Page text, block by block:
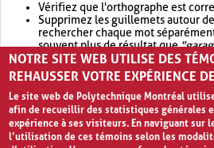
Vérifiez que l'orthographe est
Supprimez les guillemets autour
rechercher chaque mot
souvent plus de résultat que
Envisagez d'élargir votre
retournera souvent plus de
NOTRE SITE WEB UTILISE DES
REHAUSSER VOTRE EXPÉRIENCE
Le site web de Polytechnique Montréal
afin de recueillir des statistiques générales
expérience à ses visiteurs. En naviguant sur
l’utilisation de ces témoins selon les